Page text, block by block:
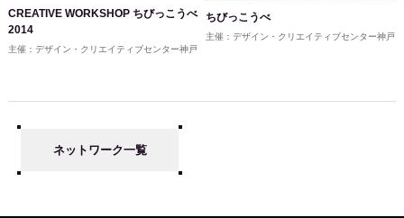
CREATIVE WORKSHOP ちびっこうべ
2014
主催：デザイン・クリエイティブセンター神戸
ちびっこうべ
主催：デザイン・クリエイティブセンター神戸
ネットワーク一覧